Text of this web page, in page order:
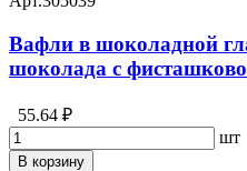
Вафли в шоколадной
шоколада с
55.64 ₽
шт
В корзину